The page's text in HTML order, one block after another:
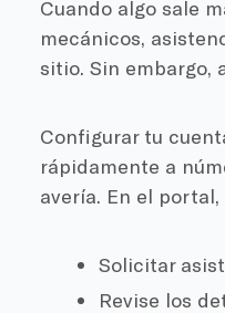
Cuando algo sale
mecánicos,
sitio. Sin embargo,
Configurar tu
rápidamente a
avería. En el portal,
Solicitar
Revise los